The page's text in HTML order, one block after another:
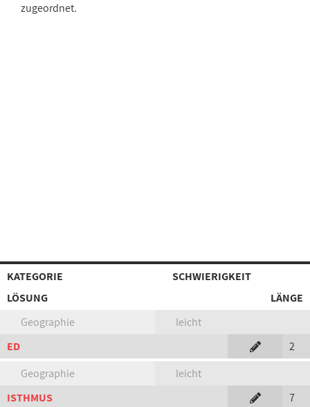
zugeordnet.
KATEGORIE
SCHWIERIGKEIT
LÖSUNG
LÄNGE
Geographie
leicht
ED
2
Geographie
leicht
ISTHMUS
7